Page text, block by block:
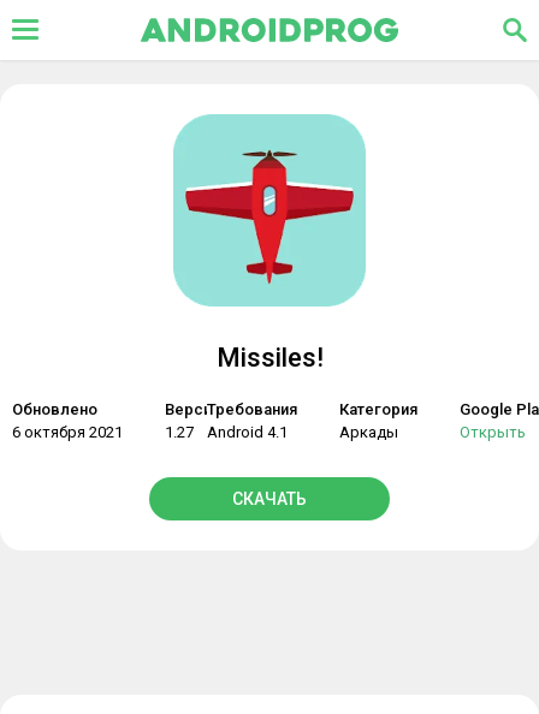
Missiles!
Обновлено
6 октября 2021
Версия
1.27
Требования
Android 4.1
Категория
Аркады
Google
Открыть
СКАЧАТЬ